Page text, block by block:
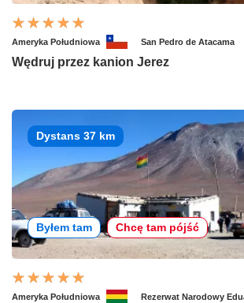
Ameryka Południowa San Pedro de Atacama
Wędruj przez kanion Jerez
Dystans 37 km
Byłem tam Chcę tam pójść
Ameryka Południowa Rezerwat Narodowy